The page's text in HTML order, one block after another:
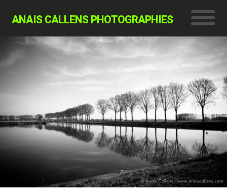
ANAIS CALLENS PHOTOGRAPHIES